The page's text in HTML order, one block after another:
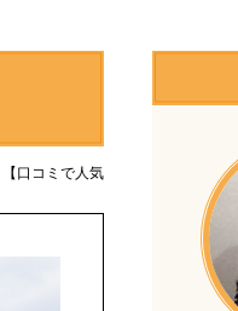
口コミで人気